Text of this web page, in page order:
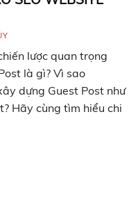
lược quan trọng
là gì? Vì sao
dựng Guest Post như
Hãy cùng tìm hiểu chi